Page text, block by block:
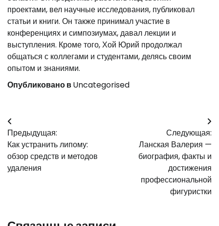
проектами, вел научные исследования, публиковал
статьи и книги. Он также принимал участие в
конференциях и симпозиумах, давал лекции и
выступления. Кроме того, Хой Юрий продолжал
общаться с коллегами и студентами, делясь своим
опытом и знаниями.
Опубликовано вUncategorised
Навигация
по
записям
Предыдущая:
Как устранить липому:
обзор средств и методов
удаления
Следующая:
Ланская Валерия —
биография, факты и
достижения
профессиональной
фигуристки